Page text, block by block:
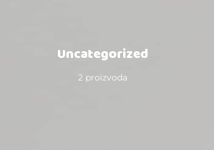
Uncategorized
2 proizvoda